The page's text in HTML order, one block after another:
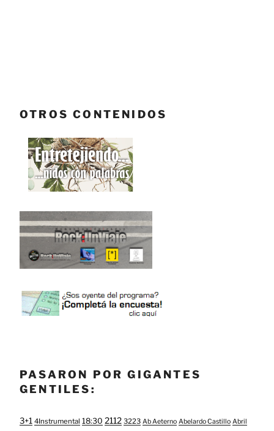
OTROS CONTENIDOS
PASARON POR GIGANTES
GENTILES:
3+1 4Instrumental 18:30 2112 3223 Ab Aeterno Abelardo Castillo Abril